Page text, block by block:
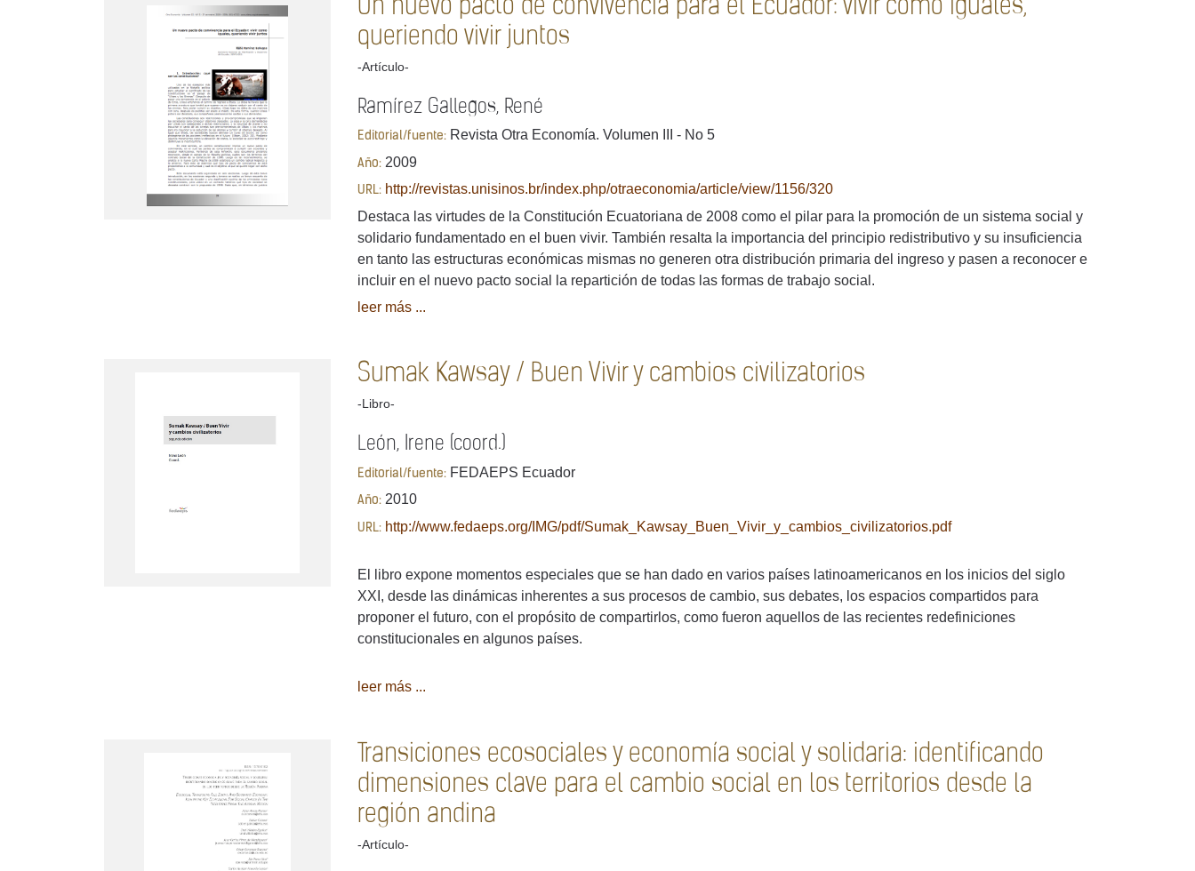
Un nuevo pacto de convivencia para el Ecuador: vivir como iguales,
queriendo vivir juntos
-Artículo-
Ramírez Gallegos, René
Editorial/fuente: Revista Otra Economía. Volumen III - No 5
Año: 2009
URL: http://revistas.unisinos.br/index.php/otraeconomia/article/view/1156/320
Destaca las virtudes de la Constitución Ecuatoriana de 2008 como el pilar para la promoción de un sistema social y
solidario fundamentado en el buen vivir. También resalta la importancia del principio redistributivo y su insuficiencia
en tanto las estructuras económicas mismas no generen otra distribución primaria del ingreso y pasen a reconocer e
incluir en el nuevo pacto social la repartición de todas las formas de trabajo social.
leer más ...
Sumak Kawsay / Buen Vivir y cambios civilizatorios
-Libro-
León, Irene (coord.)
Editorial/fuente: FEDAEPS Ecuador
Año: 2010
URL: http://www.fedaeps.org/IMG/pdf/Sumak_Kawsay_Buen_Vivir_y_cambios_civilizatorios.pdf
El libro expone momentos especiales que se han dado en varios países latinoamericanos en los inicios del siglo
XXI, desde las dinámicas inherentes a sus procesos de cambio, sus debates, los espacios compartidos para
proponer el futuro, con el propósito de compartirlos, como fueron aquellos de las recientes redefiniciones
constitucionales en algunos países.
leer más ...
Transiciones ecosociales y economía social y solidaria: identificando
dimensiones clave para el cambio social en los territorios desde la
región andina
-Artículo-